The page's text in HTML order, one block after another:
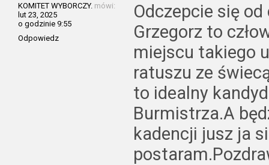
KOMITET WYBORCZY. mówi:
lut 23, 2025
o godzinie 9:55
Odpowiedz
Odczepcie się
Grzegorz to
miejscu takiego
ratuszu ze
to idealny
Burmistrza.A
kadencji jusz ja